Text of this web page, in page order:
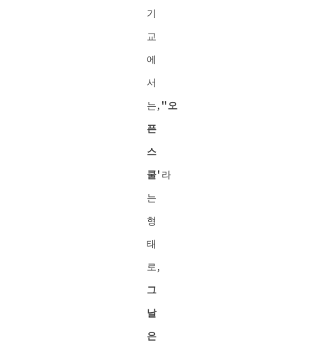
기
교
에
서
는, "오
픈
스
쿨' 라
는
형
태
로,
그
날
은